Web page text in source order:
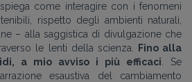
come interagire con i fenomeni
rispetto degli ambienti naturali,
– alla saggistica di divulgazione che
le lenti della scienza.
Fino alla
a mio avviso i più efficaci . Se
esaustiva del cambiamento